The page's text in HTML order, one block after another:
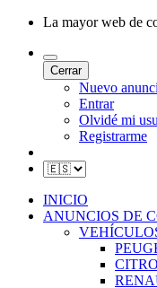
La mayor web de
Cerrar
Nuevo
Entrar
Olvidé mi
Registrarme
INICIO
ANUNCIOS DE